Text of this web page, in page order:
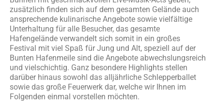
zusätzlich finden sich auf dem gesamten Gelände auch
ansprechende kulinarische Angebote sowie vielfältige
Unterhaltung für alle Besucher, das gesamte
Hafengelände verwandelt sich somit in ein großes
Festival mit viel Spaß für Jung und Alt, speziell auf der
Bunten Hafenmeile sind die Angebote abwechslungsreich
und vielschichtig. Ganz besondere Highlights stellen
darüber hinaus sowohl das alljährliche Schlepperballet
sowie das große Feuerwerk dar, welche wir Ihnen im
Folgenden einmal vorstellen möchten.